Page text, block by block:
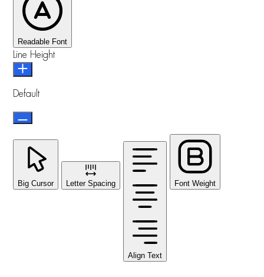
Readable Font
Line Height
Default
Big Cursor Letter Spacing
Align Text
Font Weight